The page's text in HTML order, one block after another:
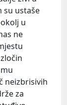
su ustaše
u
ne
neizbrisivih
za